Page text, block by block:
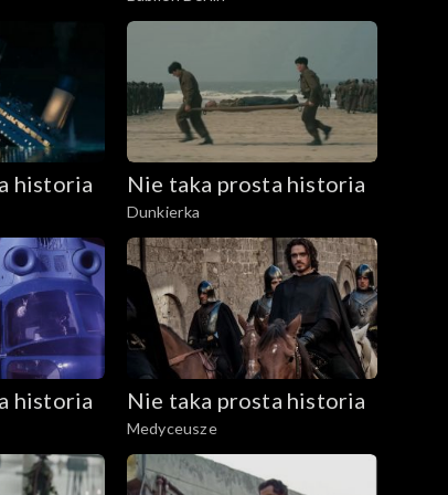
historia Nie taka prosta historia
Dunkierka
historia Nie taka prosta historia
Medyceusze